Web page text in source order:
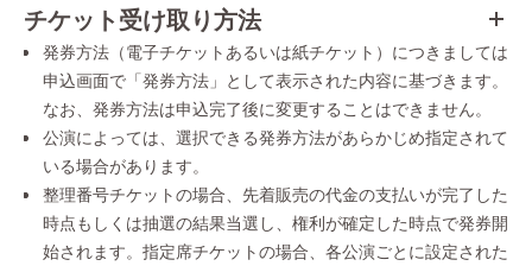
チケット受け取り方法
発券方法（電子チケットあるいは紙チケット）につきましては
申込画面で「発券方法」として表示された内容に基づきます。
なお、発券方法は申込完了後に変更することはできません。
公演によっては、選択できる発券方法があらかじめ指定されて
いる場合があります。
整理番号チケットの場合、先着販売の代金の支払いが完了した
時点もしくは抽選の結果当選し、権利が確定した時点で発券開
始されます。指定席チケットの場合、各公演ごとに設定された